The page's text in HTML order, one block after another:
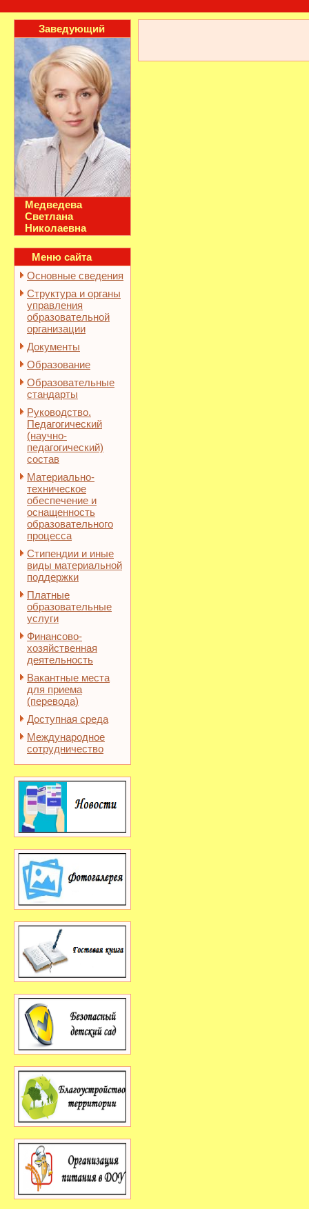
Заведующий
Медведева
Светлана
Николаевна
Меню сайта
Основные сведения
Структура и органы
управления
образовательной
организации
Документы
Образование
Образовательные
стандарты
Руководство.
Педагогический
(научно-
педагогический)
состав
Материально-
техническое
обеспечение и
оснащенность
образовательного
процесса
Стипендии и иные
виды материальной
поддержки
Платные
образовательные
услуги
Финансово-
хозяйственная
деятельность
Вакантные места
для приема
(перевода)
Доступная среда
Международное
сотрудничество